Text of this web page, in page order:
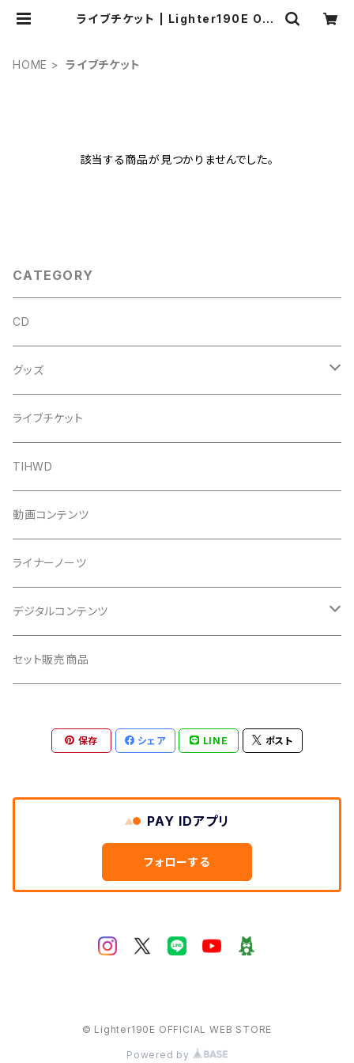
ライブチケット | Lighter190E OFF
HOME ライブチケット
該当する商品が見つかりませんでした。
CATEGORY
CD
グッズ
Tシャツ
タオル
バッグ
ステッカー
クリアファイル
ポスター
パーカー
マグカップ
ライブチケット
TIHWD
動画コンテンツ
ライナーノーツ
デジタルコンテンツ
ライナーノーツ
セット販売商品
保存 シェア LINE ポスト
PAY IDアプリ
フォローする
© Lighter190E OFFICIAL WEB STORE
Powered by